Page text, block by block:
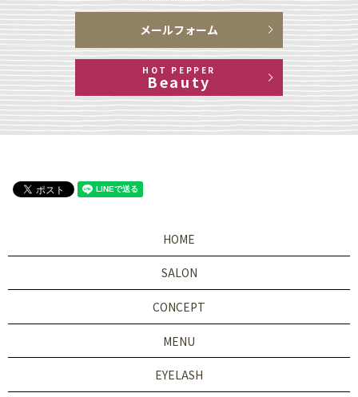
メールフォーム
HOT PEPPER
Beauty
HOME
SALON
CONCEPT
MENU
EYELASH